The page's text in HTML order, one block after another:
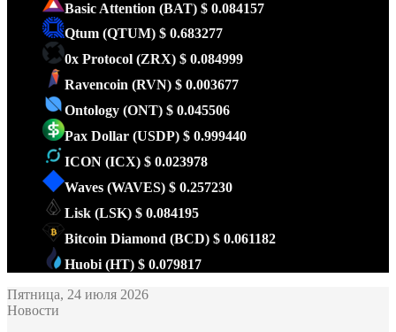
Basic Attention (BAT) $ 0.084157
Qtum (QTUM) $ 0.683277
0x Protocol (ZRX) $ 0.084999
Ravencoin (RVN) $ 0.003677
Ontology (ONT) $ 0.045506
Pax Dollar (USDP) $ 0.999440
ICON (ICX) $ 0.023978
Waves (WAVES) $ 0.257230
Lisk (LSK) $ 0.084195
Bitcoin Diamond (BCD) $ 0.061182
Huobi (HT) $ 0.079817
Пятница, 24 июля 2026
Новости